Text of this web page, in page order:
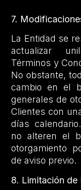
7.
La Entidad se
actualizar
Términos y
No obstante,
cambio en el
generales de
Clientes con
días
no alteren el
otorgamiento
de aviso previo.
8. Limitación de